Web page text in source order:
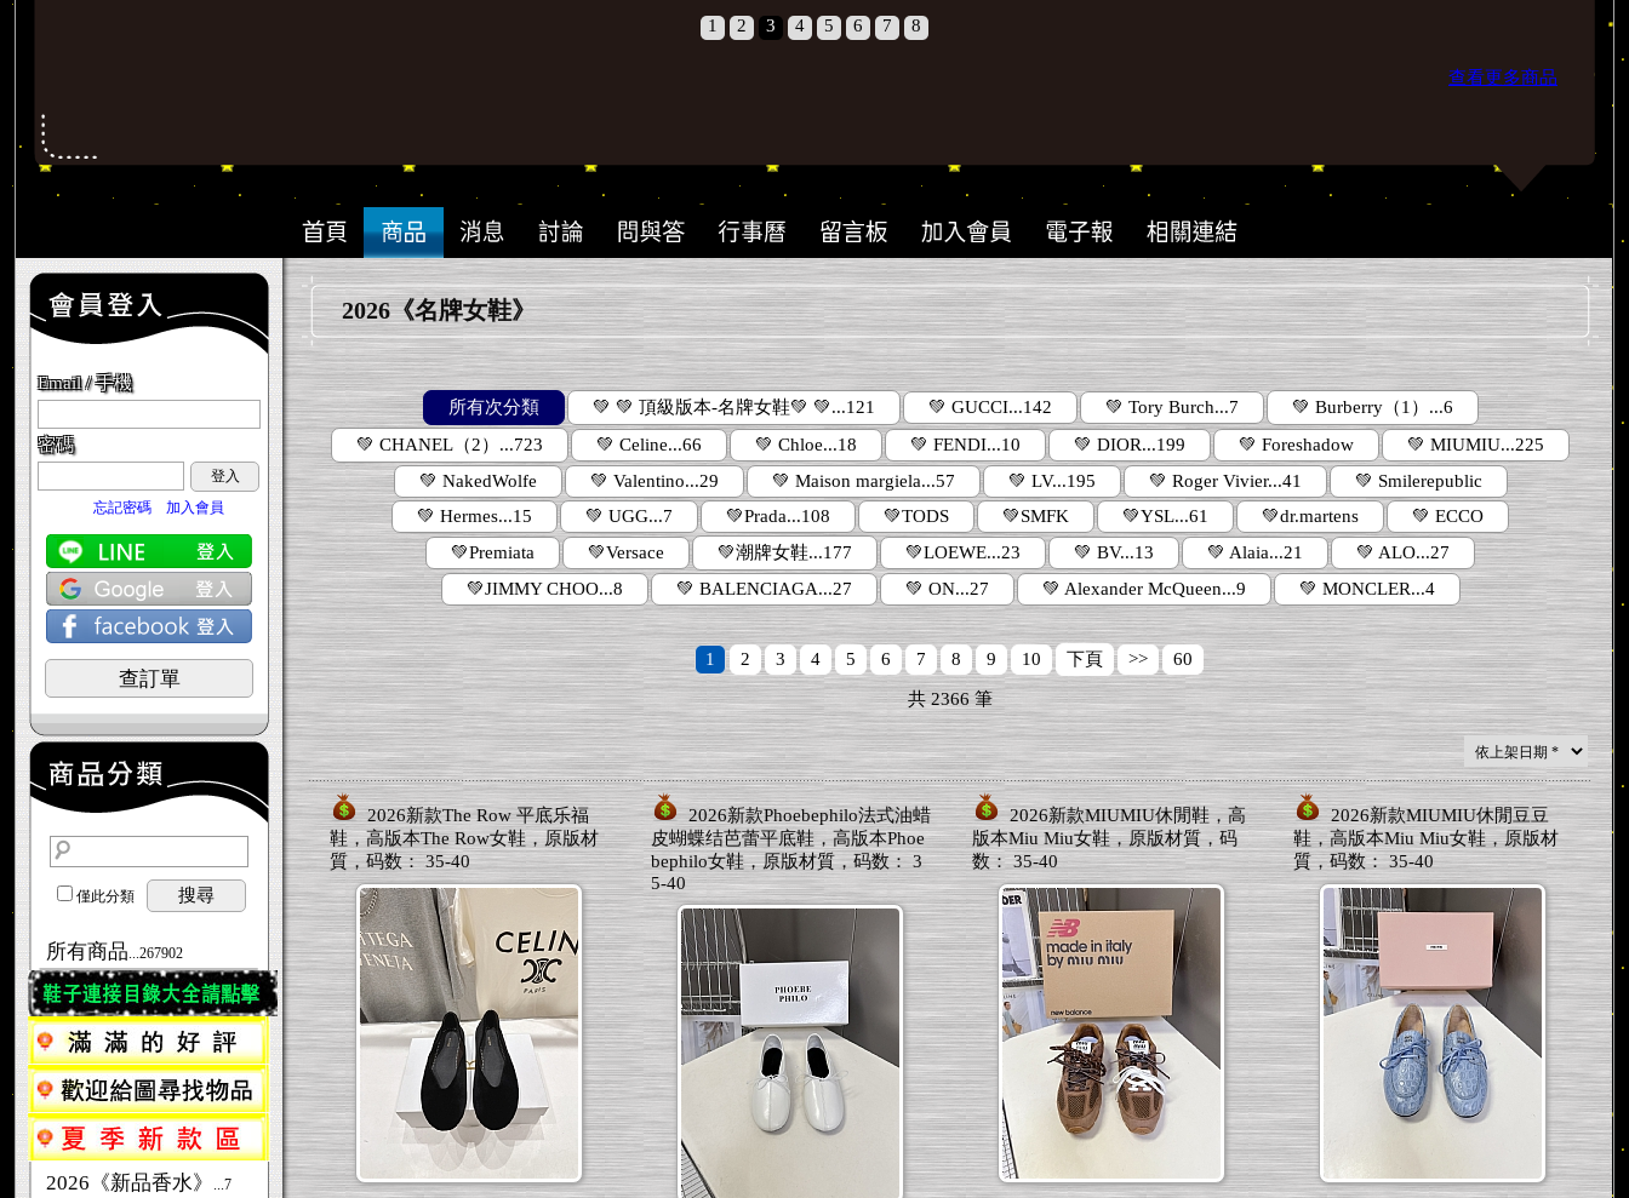
1 2 3 4 5 6 7 8
查看更多商品
Email / 手機
密碼
登入
忘記密碼
加入會員
查訂單
僅此分類 搜尋
所有商品 ...267902
2026《新品香水》 ...7
2026《名牌女鞋》
所有次分類 💚 💚 頂級版本-名牌女鞋💚 💚...121 💚 GUCCI...142 💚 Tory Burch...7
💚 Burberry（1）...6
💚 CHANEL（2）...723
💚 Celine...66 💚 Chloe...18 💚 FENDI...10 💚 DIOR...199 💚 Foreshadow
💚 MIUMIU...225
💚 NakedWolfe
💚 Valentino...29 💚 Maison margiela...57 💚 LV...195 💚 Roger Vivier...41
💚 Smilerepublic
💚 Hermes...15
💚 UGG...7 💚Prada...108 💚TODS 💚SMFK 💚YSL...61 💚dr.martens
💚 ECCO
💚Premiata
💚Versace 💚潮牌女鞋...177 💚LOEWE...23 💚 BV...13 💚 Alaia...21
💚 ALO...27
💚JIMMY CHOO...8
💚 BALENCIAGA...27 💚 ON...27 💚 Alexander McQueen...9 💚 MONCLER...4
1 2 3 4 5 6 7 8 9 10 下頁 >> 60
共 2366筆
2026新款The Row 平底乐福
鞋，高版本The Row女鞋，原版材
質，码数： 35-40
2026新款Phoebephilo法式油蜡
皮蝴蝶结芭蕾平底鞋，高版本Phoe
bephilo女鞋，原版材質，码数： 3
5-40
2026新款MIUMIU休閒鞋，高
版本Miu Miu女鞋，原版材質，码
数： 35-40
2026新款MIUMIU休閒豆豆
鞋，高版本Miu Miu女鞋，原版材
質，码数： 35-40